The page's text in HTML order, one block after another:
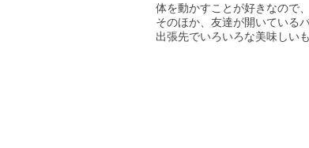
体を動かすことが好きなので
そのほか、友達が開いている
出張先でいろいろな美味しい